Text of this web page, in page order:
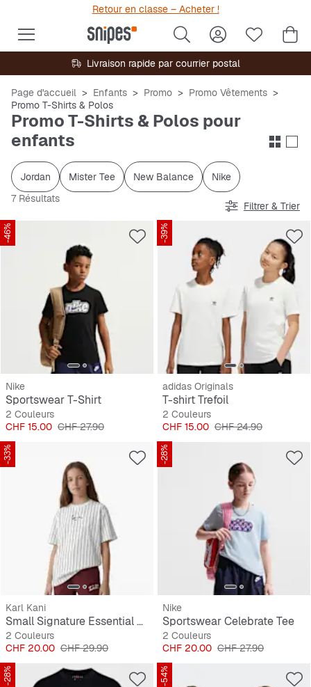
Retour en classe – Acheter !
Livraison rapide par courrier postal
Page d'accueil Enfants Promo
Promo Vêtements
Promo T-Shirts & Polos
Promo T-Shirts & Polos pour
enfants
Jordan Mister Tee New Balance
Nike
7 Résultats
Filtrer & Trier
-46%
Nike
Sportswear T-Shirt
2 Couleurs
Prix
CHF 15.00 Prix original
CHF 27.90
-39%
adidas Originals
T-shirt Trefoil
2 Couleurs
Prix
CHF 15.00 Prix original
CHF 24.90
-33%
Karl Kani
Small Signature Essential Pinstripe Tee Junior
2 Couleurs
Prix
CHF 20.00 Prix original
CHF 29.90
-28%
Nike
Sportswear Celebrate Tee
2 Couleurs
Prix
CHF 20.00 Prix original
CHF 27.90
-28% -54%